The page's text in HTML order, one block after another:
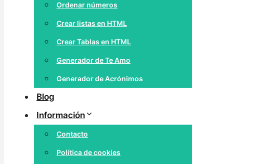
Ordenar números
Crear listas en HTML
Crear Tablas en HTML
Generador de Te Amo
Generador de Acrónimos
Blog
Información
Contacto
Política de cookies